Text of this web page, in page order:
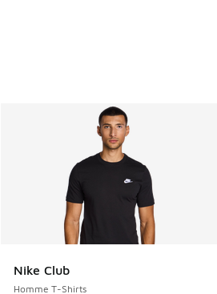
Nike Club
Homme T-Shirts